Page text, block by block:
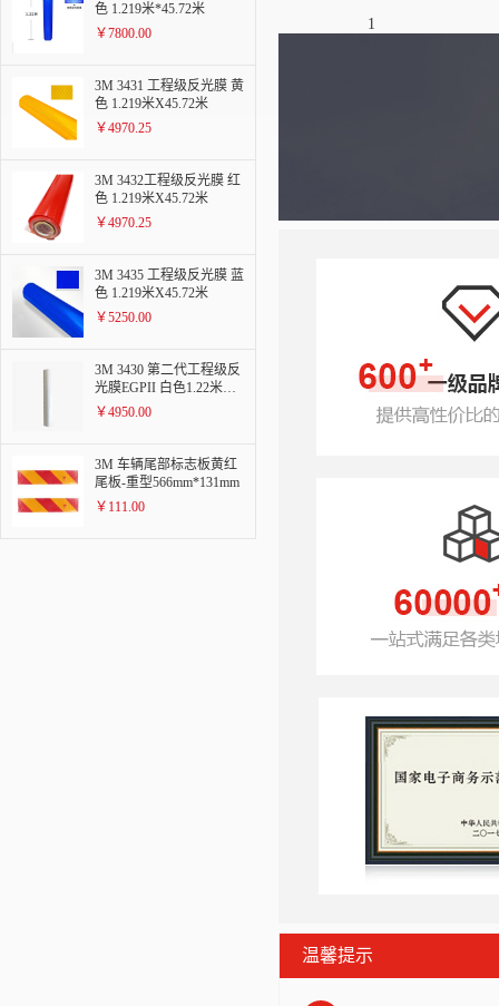
色 1.219米*45.72米
￥7800.00
3M 3431 工程级反光膜 黄
色 1.219米X45.72米
￥4970.25
3M 3432工程级反光膜 红
色 1.219米X45.72米
￥4970.25
3M 3435 工程级反光膜 蓝
色 1.219米X45.72米
￥5250.00
3M 3430 第二代工程级反
光膜EGPII 白色1.22米X4
5.72米
￥4950.00
3M 车辆尾部标志板黄红
尾板-重型566mm*131mm
￥111.00
1
温馨提示